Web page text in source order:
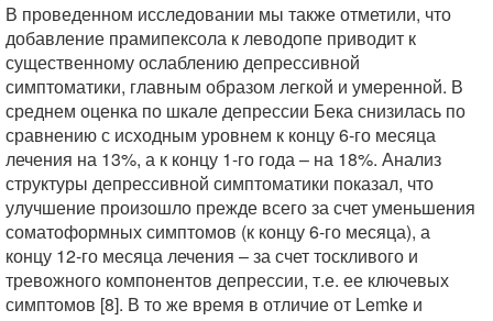
В проведенном исследовании мы также отметили, что
добавление прамипексола к леводопе приводит к
существенному ослаблению депрессивной
симптоматики, главным образом легкой и умеренной. В
среднем оценка по шкале депрессии Бека снизилась по
сравнению с исходным уровнем к концу 6-го месяца
лечения на 13%, а к концу 1-го года – на 18%. Анализ
структуры депрессивной симптоматики показал, что
улучшение произошло прежде всего за счет уменьшения
соматоформных симптомов (к концу 6-го месяца), а
концу 12-го месяца лечения – за счет тоскливого и
тревожного компонентов депрессии, т.е. ее ключевых
симптомов [8]. В то же время в отличие от Lemke и